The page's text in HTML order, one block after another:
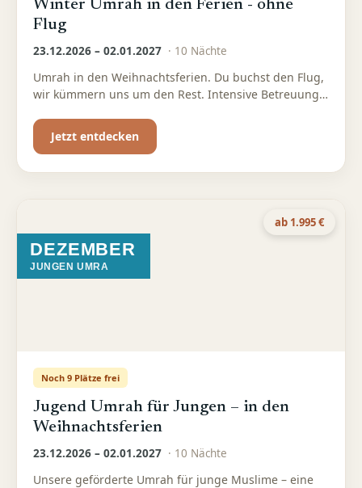
Winter Umrah in den Ferien - ohne
Flug
23.12.2026 – 02.01.2027 · 10 Nächte
Umrah in den Weihnachtsferien. Du buchst den Flug,
wir kümmern uns um den Rest. Intensive Betreuung
entspannte Familien-Umrah
Jetzt entdecken
DEZEMBER
JUNGEN UMRA
ab 1.995 €
Noch 9 Plätze frei
Jugend Umrah für Jungen – in den
Weihnachtsferien
23.12.2026 – 02.01.2027 · 10 Nächte
Unsere geförderte Umrah für junge Muslime – eine